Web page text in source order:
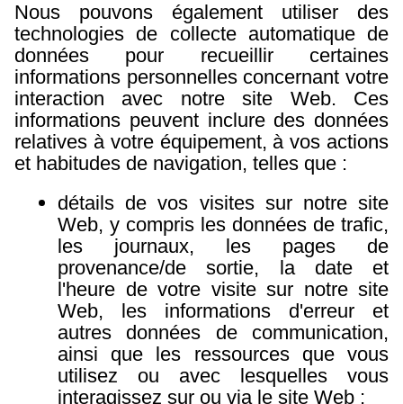
Nous pouvons également utiliser des
technologies de collecte automatique de
données pour recueillir certaines
informations personnelles concernant votre
interaction avec notre site Web. Ces
informations peuvent inclure des données
relatives à votre équipement, à vos actions
et habitudes de navigation, telles que :
détails de vos visites sur notre site
Web, y compris les données de trafic,
les journaux, les pages de
provenance/de sortie, la date et
l'heure de votre visite sur notre site
Web, les informations d'erreur et
autres données de communication,
ainsi que les ressources que vous
utilisez ou avec lesquelles vous
interagissez sur ou via le site Web ;